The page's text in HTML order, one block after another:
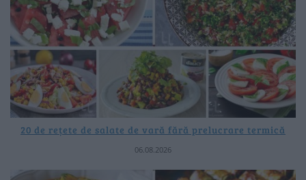
20 de rețete de salate de vară fără prelucrare termică
06.08.2026